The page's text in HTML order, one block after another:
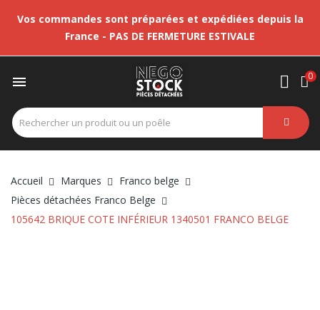
Vos commandes sont préparées et expédiées depuis la
France - PAS DE FERMETURE ESTIVALE
 0
Accueil Marques
Franco belge
Pièces détachées Franco Belge
105642 BRIQUE COTE INFÉRIEUR 1340501 FRANCO BELGE